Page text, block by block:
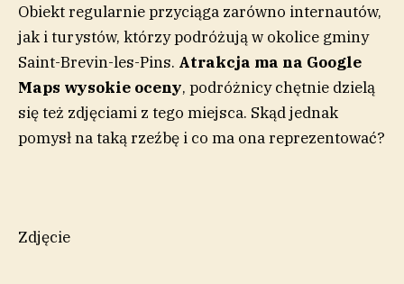
Obiekt regularnie przyciąga zarówno internautów,
jak i turystów, którzy podróżują w okolice gminy
Saint-Brevin-les-Pins. Atrakcja ma na Google
Maps wysokie oceny, podróżnicy chętnie dzielą
się też zdjęciami z tego miejsca. Skąd jednak
pomysł na taką rzeźbę i co ma ona reprezentować?
Zdjęcie